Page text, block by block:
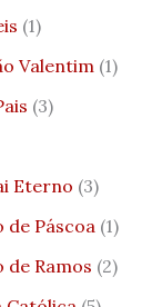
(1)
Valentim (1)
(3)
Eterno (3)
de Páscoa (1)
de Ramos (2)